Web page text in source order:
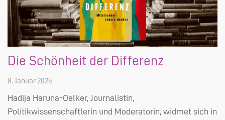
Die Schönheit der Differenz
8. Januar 2025
Hadija Haruna-Oelker, Journalistin,
Politikwissenschaftlerin und Moderatorin, widmet sich in